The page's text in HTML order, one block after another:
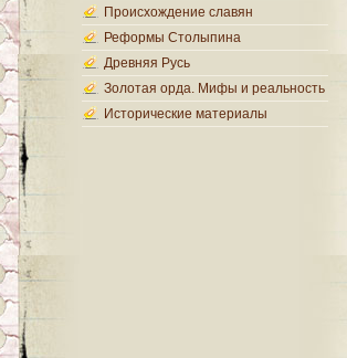
Происхождение славян
Реформы Столыпина
Древняя Русь
Золотая орда. Мифы и реальность
Исторические материалы